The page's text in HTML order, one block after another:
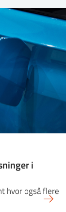
i
hvor også flere